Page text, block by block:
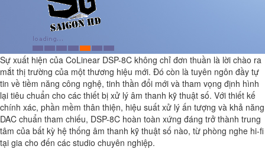
Sự xuất hiện của CoLinear DSP-8C không chỉ đơn thuần là lời chào ra
mắt thị trường của một thương hiệu mới. Đó còn là tuyên ngôn đầy tự
tin về tiềm năng công nghệ, tinh thần đổi mới và tham vọng định hình
lại tiêu chuẩn cho các thiết bị xử lý âm thanh kỹ thuật số. Với thiết kế
chính xác, phần mềm thân thiện, hiệu suất xử lý ấn tượng và khả năng
DAC chuẩn tham chiếu, DSP-8C hoàn toàn xứng đáng trở thành trung
tâm của bất kỳ hệ thống âm thanh kỹ thuật số nào, từ phòng nghe hi-fi
tại gia cho đến các studio chuyên nghiệp.